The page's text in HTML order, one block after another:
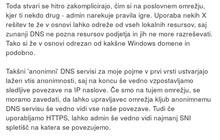
Toda stvari se hitro zakomplicirajo, čim si na poslovnem omrežju,
kjer ti nekdo drug - admin narekuje pravila igre. Uporaba nekih X
rešitev te že v osnovi lahko odreže od vseh lokalnih resursov, saj
zunanji DNS ne pozna resursov podjetja in jih ne more razreševati.
Tako si že v osnovi odrezan od kakšne Windows domene in
podobno.
Takšni 'anonimni' DNS servisi za moje pojme v prvi vrsti ustvarjajo
lažen vtis anonimnosti, saj na koncu še vedno vzpostavljamo
sledljive povezave na IP naslove. Če smo na tujem omrežju, se
moramo zavedati, da lahko upravljavec omrežja kljub anonimnemu
DNS servisu še vedno vidi vse naše povezave. Tudi če
uporabljamo HTTPS, lahko admin še vedno vidi najmanj SNI
spletišč na katera se povezujemo.